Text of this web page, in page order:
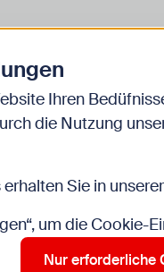
“Kinder”
Ihren
die Nutzung
Sie in
um die Cookie-
Nur erforderliche